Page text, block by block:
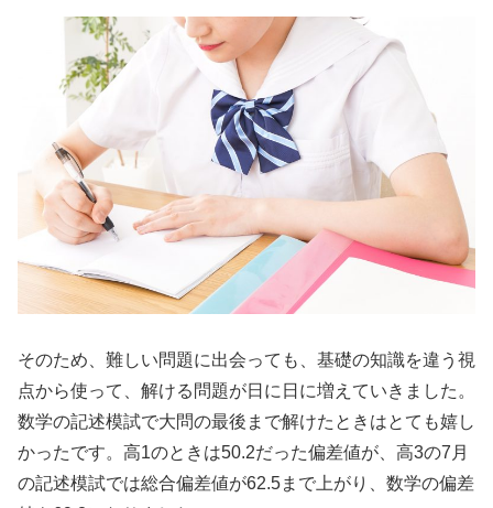
そのため、難しい問題に出会っても、基礎の知識を違う視
点から使って、解ける問題が日に日に増えていきました。
数学の記述模試で大問の最後まで解けたときはとても嬉し
かったです。高1のときは50.2だった偏差値が、高3の7月
の記述模試では総合偏差値が62.5まで上がり、数学の偏差